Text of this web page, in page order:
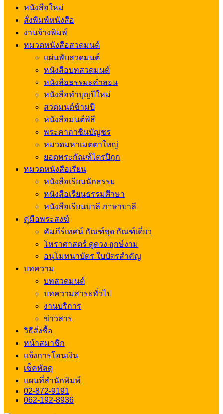
หนังสือใหม่
สั่งพิมพ์หนังสือ
งานจ้างพิมพ์
หมวดหนังสือสวดมนต์
แผ่นพับสวดมนต์
หนังสือบทสวดมนต์
หนังสือธรรมะคำสอน
หนังสือทำบุญปีใหม่
สวดมนต์ข้ามปี
หนังสือมนต์พิธี
พระคาถาชินบัญชร
หมวดมหาเมตตาใหญ่
ยอดพระกัณฑ์ไตรปิฎก
หมวดหนังสือเรียน
หนังสือเรียนนักธรรม
หนังสือเรียนธรรมศึกษา
หนังสือเรียนบาลี ภาษาบาลี
คู่มือพระสงฆ์
คัมภีร์เทศน์ กัณฑ์ชุด กัณฑ์เดี่ยว
โหราศาสตร์ ดูดวง ฤกษ์งาม
อนุโมทนาบัตร ใบบัตรสำคัญ
บทความ
บทสวดมนต์
บทความสาระทั่วไป
งานบริการ
ข่าวสาร
วิธีสั่งซื้อ
หน้าสมาชิก
แจ้งการโอนเงิน
เช็คพัสดุ
แผนที่สำนักพิมพ์
02-872-9191
062-192-8936